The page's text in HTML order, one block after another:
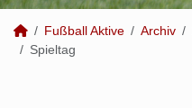
Fußball Aktive Archiv
Spieltag